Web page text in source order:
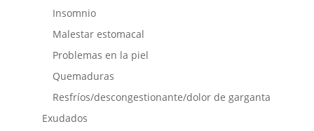
Insomnio
Malestar estomacal
Problemas en la piel
Quemaduras
Resfríos/descongestionante/dolor de garganta
Exudados